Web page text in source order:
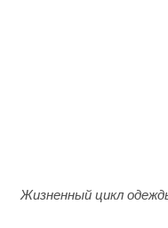
Жизненный цикл